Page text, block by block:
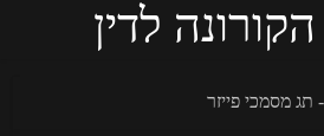
לדין
- תג מסמכי פייזר